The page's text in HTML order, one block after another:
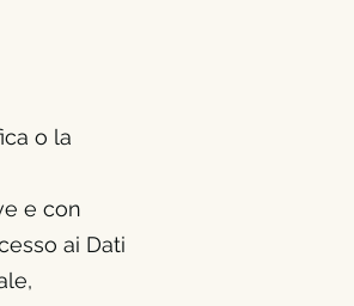
o la
e con
ai Dati